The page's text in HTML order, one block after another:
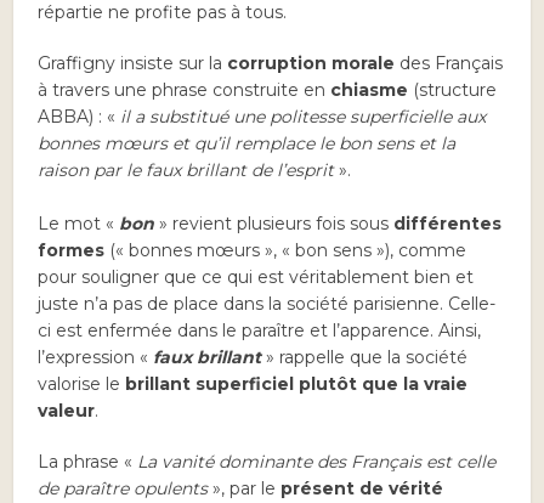
répartie ne profite pas à tous.
Graffigny insiste sur la corruption morale des Français
à travers une phrase construite en chiasme (structure
ABBA) : « il a substitué une politesse superficielle aux
bonnes mœurs et qu’il remplace le bon sens et la
raison par le faux brillant de l’esprit».
Le mot « bon» revient plusieurs fois sous différentes
formes (« bonnes mœurs », « bon sens »), comme
pour souligner que ce qui est véritablement bien et
juste n’a pas de place dans la société parisienne. Celle-
ci est enfermée dans le paraître et l’apparence. Ainsi,
l’expression « faux brillant» rappelle que la société
valorise le brillant superficiel plutôt que la vraie
valeur.
La phrase « La vanité dominante des Français est celle
de paraître opulents», par le présent de vérité